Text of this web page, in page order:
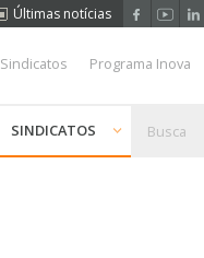
Últimas notícias
Programa Inova
SINDICATOS